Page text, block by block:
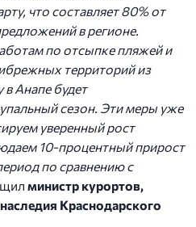
что составляет 80% от
в регионе.
по отсыпке пляжей и
территорий из
Анапе будет
сезон. Эти меры уже
уверенный рост
10-процентный прирост
по сравнению с
министр курортов,
Краснодарского